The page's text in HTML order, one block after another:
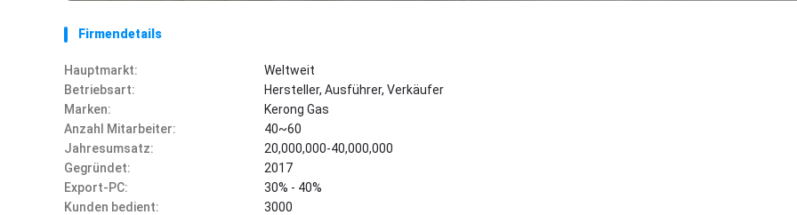
Firmendetails
Hauptmarkt:
Weltweit
Betriebsart:
Hersteller, Ausführer, Verkäufer
Marken:
Kerong Gas
Anzahl Mitarbeiter:
40~60
Jahresumsatz:
20,000,000-40,000,000
Gegründet:
2017
Export-PC:
30% - 40%
Kunden bedient:
3000